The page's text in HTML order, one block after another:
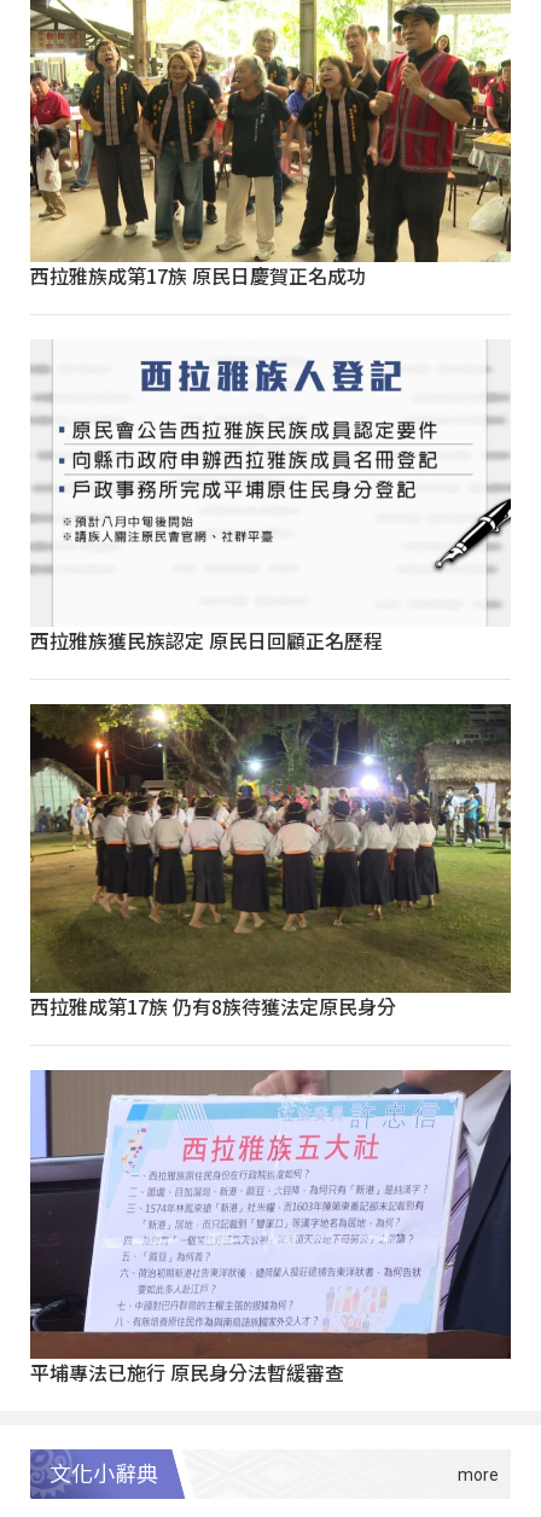
西拉雅族成第17族 原民日慶賀正名成功
西拉雅族獲民族認定 原民日回顧正名歷程
西拉雅成第17族 仍有8族待獲法定原民身分
平埔專法已施行 原民身分法暫緩審查
文化小辭典